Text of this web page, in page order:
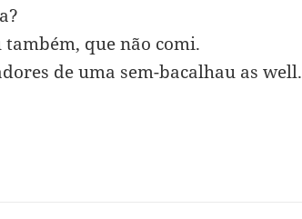
que não comi.
de uma sem-bacalhau as well.